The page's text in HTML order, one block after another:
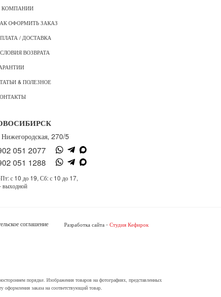
КОМПАНИИ
ОФОРМИТЬ ЗАКАЗ
/ ДОСТАВКА
ВОЗВРАТА
& ПОЛЕЗНОЕ
Нижегородская, 270/5
051 2077
051 1288
с 10 до 19, Сб: с 10 до 17,
выходной
соглашение
Разработка сайта - Студия Кефирок
порядке. Изображения товаров на фотографиях, представленных
оформления заказа на соответствующий товар.